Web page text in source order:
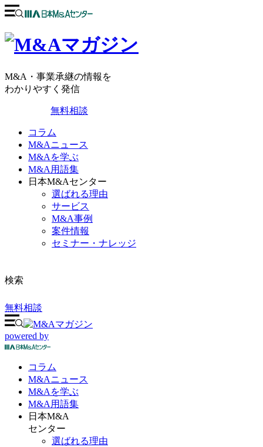
M&A・事業承継の情報を
わかりやすく発信
無料相談
コラム
M&Aニュース
M&Aを学ぶ
M&A用語集
日本M&Aセンター
選ばれる理由
サービス
M&A事例
案件情報
セミナー・ナレッジ
検索
無料相談
powered by
コラム
M&Aニュース
M&Aを学ぶ
M&A 用語集
日本M&A
センター
選ばれる理由